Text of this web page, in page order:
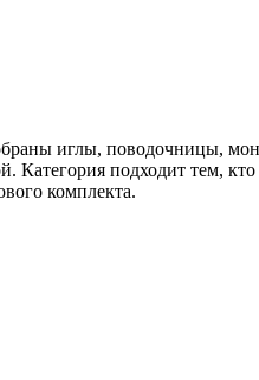
иглы, поводочницы,
Категория подходит тем, кто
комплекта.